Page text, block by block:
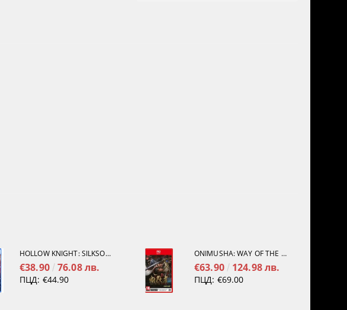
HOLLOW KNIGHT: SILKSONG [PS5]
€38.90 76.08 лв.
ПЦД: €44.90
ONIMUSHA: WAY OF THE SWORD [NINTENDO SWITCH 2]
€63.90 124.98 лв.
ПЦД: €69.00